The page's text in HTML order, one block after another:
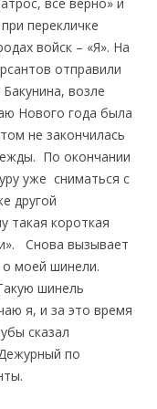
перекличке
войск – «Я». На
отправили
возле
Нового года была
не закончилась
По окончании
уже сниматься с
другой
такая короткая
Снова вызывает
моей шинели.
шинель
я, и за это время
сказал
по